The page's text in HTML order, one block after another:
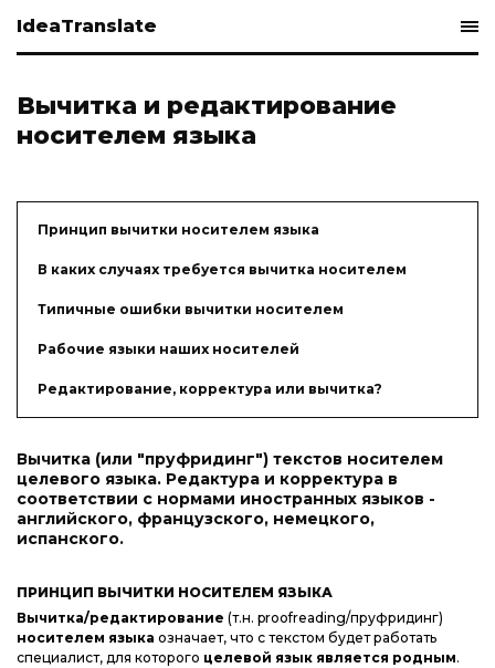
IdeaTranslate
Вычитка и редактирование
носителем языка
Принцип вычитки носителем языка
В каких случаях требуется вычитка носителем
Типичные ошибки вычитки носителем
Рабочие языки наших носителей
Редактирование, корректура или вычитка?
Вычитка (или "пруфридинг") текстов носителем
целевого языка. Редактура и корректура в
соответствии с нормами иностранных языков -
английского, французского, немецкого,
испанского.
ПРИНЦИП ВЫЧИТКИ НОСИТЕЛЕМ ЯЗЫКА
Вычитка/редактирование (т.н. proofreading/пруфридинг)
носителем языка означает, что с текстом будет работать
специалист, для которого целевой язык является родным.